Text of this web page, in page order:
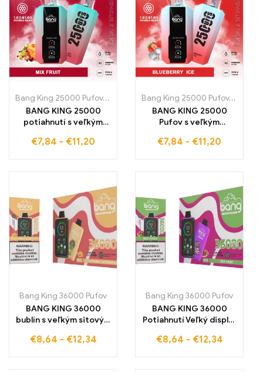
Bang King 25000 Pufov
,Jednorazové e-cigarety Slovensko
BANG KING 25000
potiahnutí s veľkým
ovocie pre maximálny
€7,84 - €11,20
Bang King 25000 Pufov
,
BANG KING 25000
Pufov s veľkým
Ice pre maximálny
€7,84 - €11,20
Bang King 36000 Pufov
BANG KING 36000
bublín s veľkým sitovým
36000 bublín plných
€8,64 - €12,34
Bang King 36000 Pufov
BANG KING 36000
Potiahnutí Veľký displej
zmiešané ovocie
€8,64 - €12,34